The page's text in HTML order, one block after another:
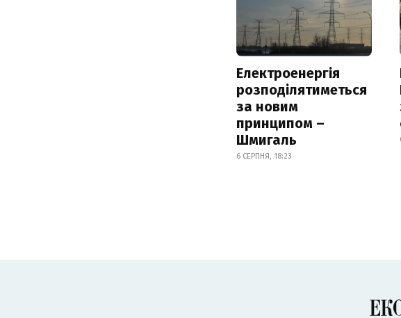
Електроенергія
розподілятиметься
за новим
принципом –
Шмигаль
6 СЕРПНЯ, 18:23